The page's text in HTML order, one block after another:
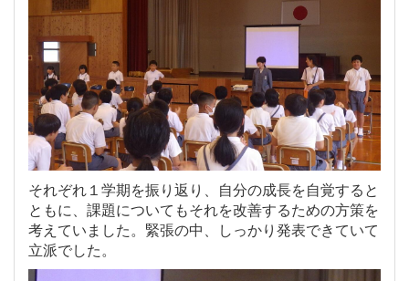
それぞれ１学期を振り返り、自分の成長を自覚すると
ともに、課題についてもそれを改善するための方策を
考えていました。緊張の中、しっかり発表できていて
立派でした。